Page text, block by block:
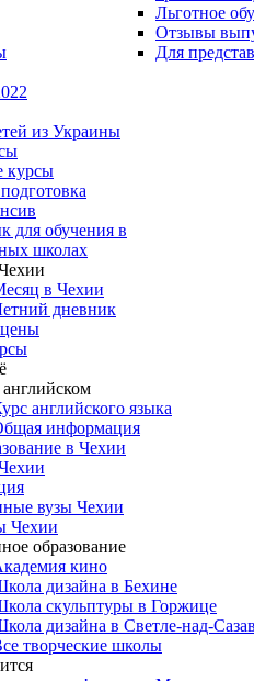
Льготное
Отзывы
Для
из Украины
курсы
для обучения в
школах
в Чехии
дневник
английского языка
информация
в Чехии
вузы Чехии
Чехии
образование
кино
дизайна в Бехине
скульптуры в Горжице
дизайна в Светле-над-
творческие школы